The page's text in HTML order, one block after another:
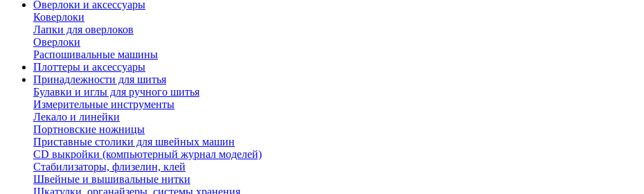
Оверлоки и аксессуары
Коверлоки
Лапки для оверлоков
Оверлоки
Распошивальные машины
Плоттеры и аксессуары
Принадлежности для шитья
Булавки и иглы для ручного шитья
Измерительные инструменты
Лекало и линейки
Портновские ножницы
Приставные столики для швейных машин
СD выкройки (компьютерный журнал моделей)
Стабилизаторы, флизелин, клей
Швейные и вышивальные нитки
Шкатулки, органайзеры, системы хранения